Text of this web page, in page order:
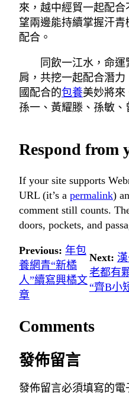
來，越中經貿一起配合
望兩邊能持續掌握汗
配合。
同飲一江水，命
肩，共挖一起配合潛
國配合的包養美妙將來
孫一、黃耀滕、孫敏、
Respond from
If your site supports
URL (it’s a permalink)
comment still counts.
doors, pockets, and
Previous: 年包
養網青“新橘
人”續寫興橘文
章
Next:
老都有
“齊B小
Comments
發佈留言
發佈留言必須填寫的電